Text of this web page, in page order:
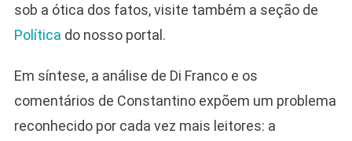
sob a ótica dos fatos, visite também a seção de
Política do nosso portal.
Em síntese, a análise de Di Franco e os
comentários de Constantino expõem um problema
reconhecido por cada vez mais leitores: a